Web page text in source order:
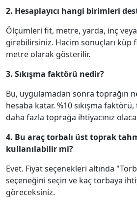
2. Hesaplayıcı hangi birimleri
Ölçümleri fit, metre, yarda, inç
girebilirsiniz. Hacim sonuçları küp
metre olarak gösterilir.
3. Sıkışma faktörü nedir?
Bu, uygulamadan sonra toprağın
hesaba katar. %10 sıkışma
daha fazla toprağa ihtiyacınız
4. Bu araç torbalı üst toprak
kullanılabilir mi?
Evet. Fiyat seçenekleri altında
seçeneğini seçin ve kaç torbaya
göreceksiniz.